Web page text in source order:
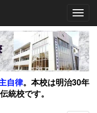
自律。 本校は明治30年
統校です。